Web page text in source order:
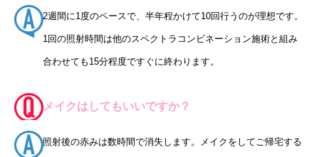
2週間に1度のペースで、半年程かけて10回行うのが理想です。
1回の照射時間は他のスペクトラコンビネーション施術と組み
合わせても15分程度ですぐに終わります。
メイクはしてもいいですか？
照射後の赤みは数時間で消失します。メイクをしてご帰宅する